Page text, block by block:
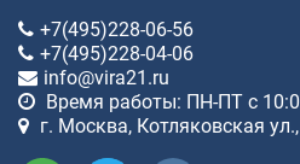
+7(495)228-06-56
+7(495)228-04-06
info@vira21.ru
Время работы: ПН-ПТ с
г. Москва, Котляковская